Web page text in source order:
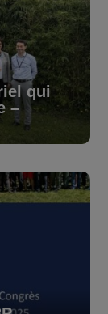
qui
–